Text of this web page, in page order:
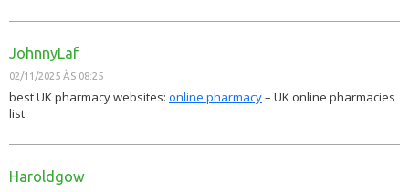
JohnnyLaf
02/11/2025 ÀS 08:25
best UK pharmacy websites: online pharmacy– UK online pharmacies
list
Haroldgow